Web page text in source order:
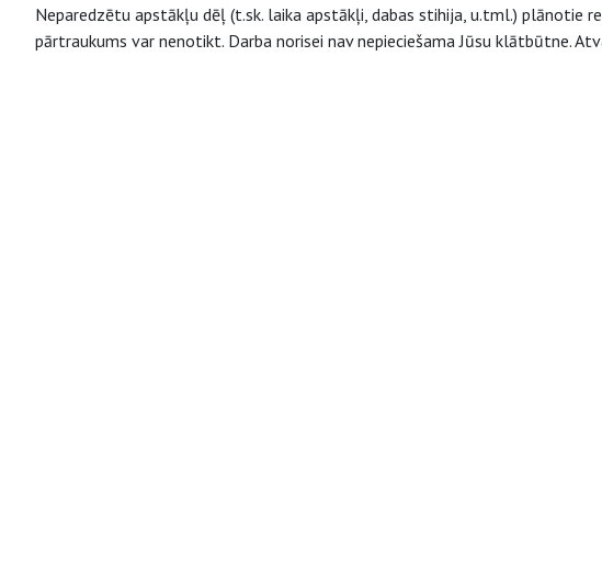
Neparedzētu apstākļu dēļ (t.sk. laika apstākļi, dabas stihija, u.tml.) plānotie
pārtraukums var nenotikt. Darba norisei nav nepieciešama Jūsu klātbūtne.